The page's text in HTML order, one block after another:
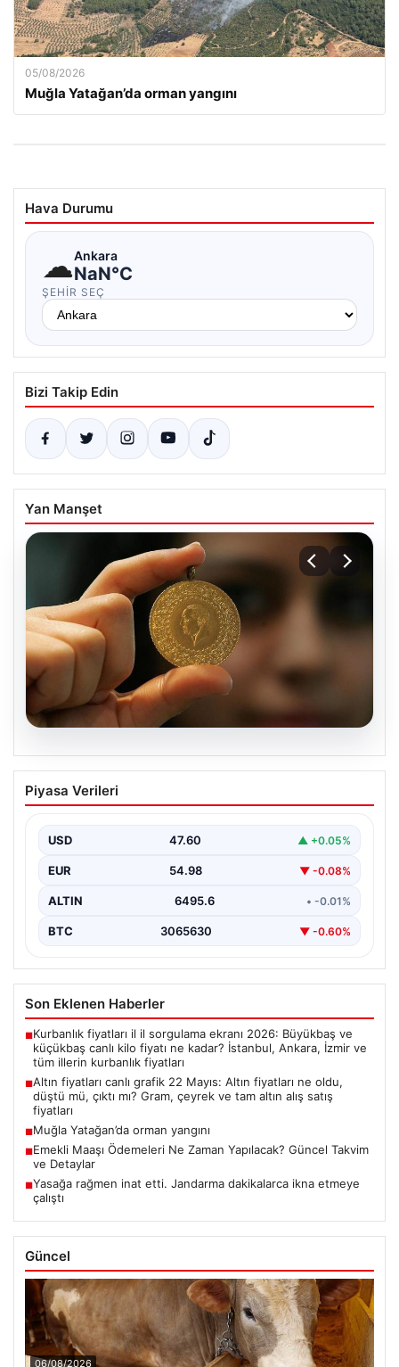
05/08/2026
Muğla Yatağan’da orman yangını
Hava Durumu
☁Ankara
NaN°C
ŞEHIR SEÇ
Bizi Takip Edin
Yan Manşet
05.08.2026
Altın fiyatları canlı grafik 22 Mayıs: Altın
fiyatları ne oldu, düştü mü, çıktı mı?
fiyatları
Piyasa Verileri
USD 47.60 ▲ +0.05%
EUR 54.98 ▼ -0.08%
ALTIN 6495.6 • -0.01%
BTC 3065630 ▼ -0.60%
Son Eklenen Haberler
■Kurbanlık fiyatları il il sorgulama ekranı 2026: Büyükbaş ve
küçükbaş canlı kilo fiyatı ne kadar? İstanbul, Ankara, İzmir ve
tüm illerin kurbanlık fiyatları
■Altın fiyatları canlı grafik 22 Mayıs: Altın fiyatları ne oldu,
düştü mü, çıktı mı? Gram, çeyrek ve tam altın alış satış
fiyatları
■Muğla Yatağan’da orman yangını
■Emekli Maaşı Ödemeleri Ne Zaman Yapılacak? Güncel Takvim
ve Detaylar
■Yasağa rağmen inat etti. Jandarma dakikalarca ikna etmeye
çalıştı
Güncel
06/08/2026